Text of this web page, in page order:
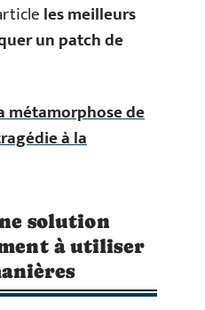
les meilleurs
un patch de
métamorphose de
à la
solution
à utiliser